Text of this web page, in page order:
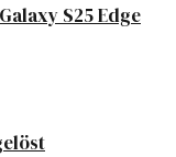
S25 Edge